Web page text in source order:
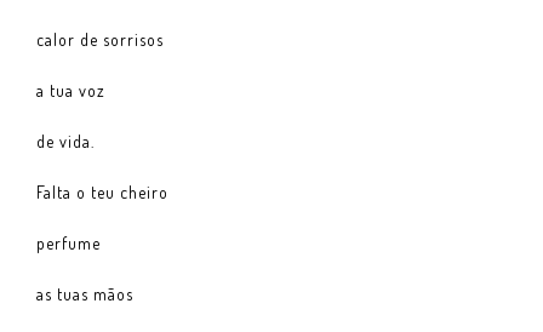
calor de sorrisos
a tua voz
de vida.
Falta o teu cheiro
perfume
as tuas mãos